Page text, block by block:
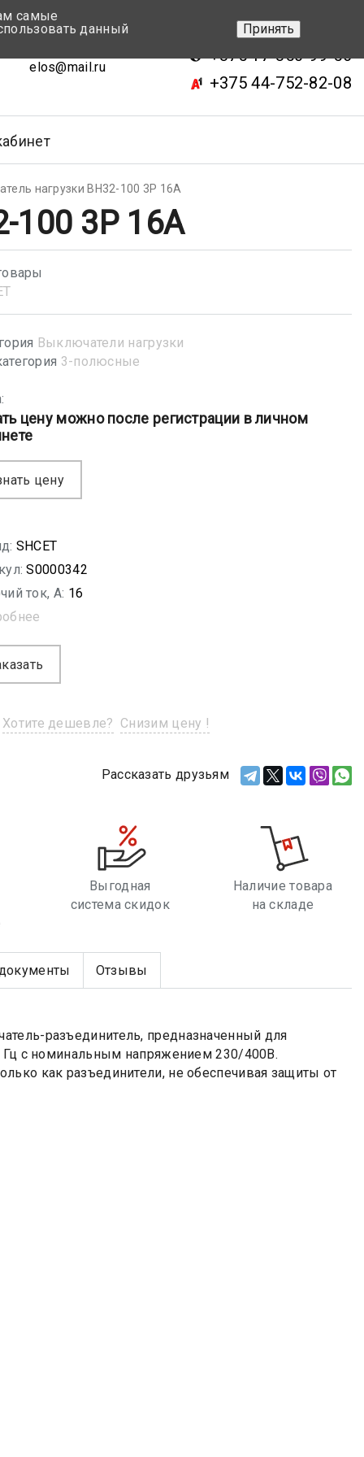
elos@mail.ru
+375 17-343-46-70
+375 17-350-99-56
+375 44-752-82-08
нагрузки ВН32-100 3P 16А
100 3P 16А
Выключатели нагрузки
3-полюсные
цену можно после регистрации в личном
цену
SHСET
S0000342
ток, A: 16
Хотите дешевле? Снизим цену !
Рассказать друзьям
Выгодная
система скидок
Наличие товара
на складе
Отзывы
разъединитель, предназначенный для
Гц с номинальным напряжением 230/400В.
как разъединители, не обеспечивая защиты от
самые
данный
Принять